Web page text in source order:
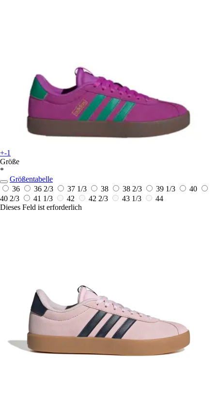
+-1
Größe
*
Größentabelle
36
36 2/3 37 1/3 38 38 2/3 39 1/3
40
40 2/3
41 1/3 42 42 2/3 43 1/3
44
Dieses Feld ist erforderlich